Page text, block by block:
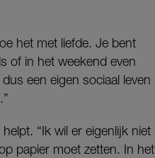
het met liefde. Je bent
of in het weekend even
een eigen sociaal leven
“Ik wil er eigenlijk niet
papier moet zetten. In het